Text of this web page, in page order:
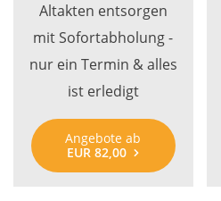
Altakten entsorgen
mit Sofortabholung -
nur ein Termin & alles
ist erledigt
Angebote ab
EUR 82,00